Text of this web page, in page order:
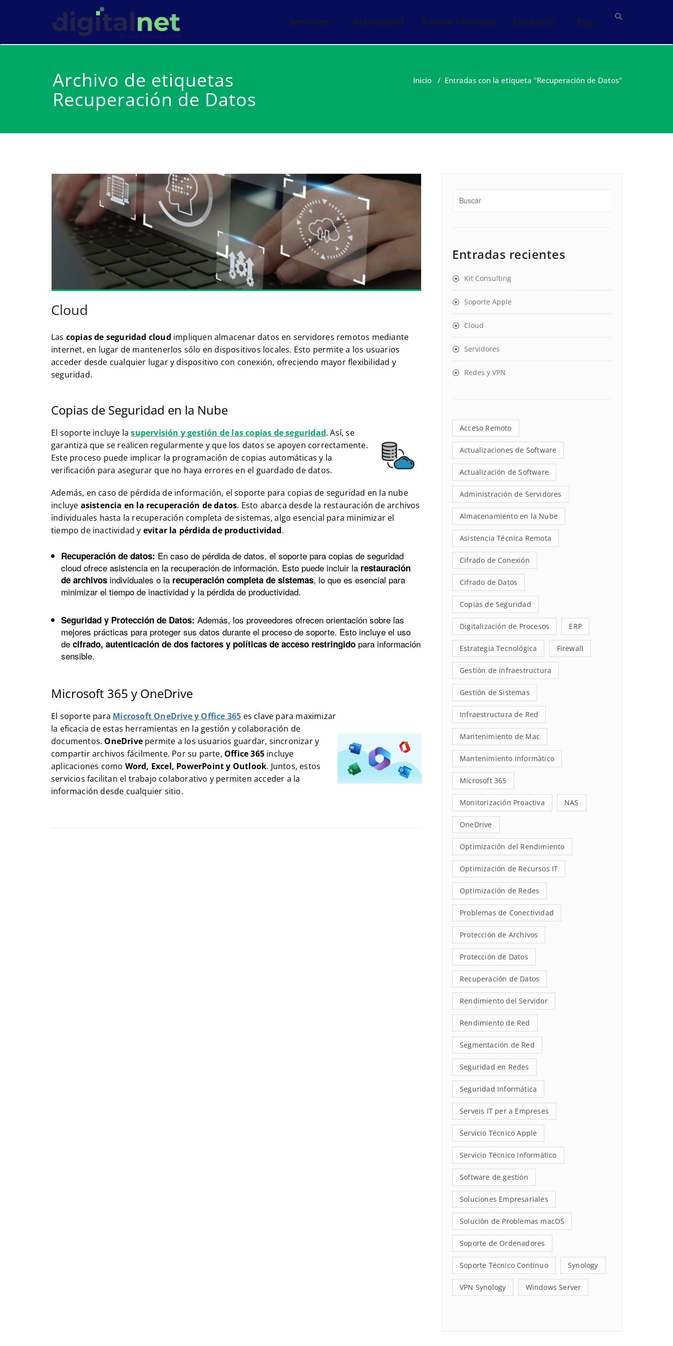
Serveis i manteniments informàtics Mataró
Servicios Actualidad Avisos Técnicos Contacto Esp
Archivo de etiquetas
Recuperación de Datos
Inicio / Entradas con la etiqueta "Recuperación de Datos"
Cloud
Las copias de seguridad cloud impliquen almacenar datos en servidores remotos mediante
internet, en lugar de mantenerlos sólo en dispositivos locales. Esto permite a los usuarios
acceder desde cualquier lugar y dispositivo con conexión, ofreciendo mayor flexibilidad y
seguridad.
Copias de Seguridad en la Nube
El soporte incluye lasupervisión y gestión de las copias de seguridad. Así, se
garantiza que se realicen regularmente y que los datos se apoyen correctamente.
Este proceso puede implicar la programación de copias automáticas y la
verificación para asegurar que no haya errores en el guardado de datos.
Además, en caso de pérdida de información, el soporte para copias de seguridad en la nube
incluye asistencia en la recuperación de datos. Esto abarca desde la restauración de archivos
individuales hasta la recuperación completa de sistemas, algo esencial para minimizar el
tiempo de inactividad y evitar la pérdida de productividad.
Recuperación de datos: En caso de pérdida de datos, el soporte para copias de seguridad
cloud ofrece asistencia en la recuperación de información. Esto puede incluir la restauración
de archivos individuales o la recuperación completa de sistemas, lo que es esencial para
minimizar el tiempo de inactividad y la pérdida de productividad.
Seguridad y Protección de Datos: Además, los proveedores ofrecen orientación sobre las
mejores prácticas para proteger sus datos durante el proceso de soporte. Esto incluye el uso
de cifrado, autenticación de dos factores y políticas de acceso restringido para información
sensible.
Microsoft 365 y OneDrive
El soporte para Microsoft OneDrive y Office 365 es clave para maximizar
la eficacia de estas herramientas en la gestión y colaboración de
documentos. OneDrive permite a los usuarios guardar, sincronizar y
compartir archivos fácilmente. Por su parte, Office 365 incluye
aplicaciones como Word, Excel, PowerPoint y Outlook. Juntos, estos
servicios facilitan el trabajo colaborativo y permiten acceder a la
información desde cualquier sitio.
Entradas recientes
Kit Consulting
Soporte Apple
Cloud
Servidores
Redes y VPN
Acceso Remoto
Actualizaciones de Software
Actualización de Software
Administración de Servidores
Almacenamiento en la Nube
Asistencia Técnica Remota
Cifrado de Conexión
Cifrado de Datos
Copias de Seguridad
Digitalización de Procesos ERP
Estrategia Tecnológica Firewall
Gestión de Infraestructura
Gestión de Sistemas
Infraestructura de Red
Mantenimiento de Mac
Mantenimiento Informàtico
Microsoft 365
Monitorización Proactiva NAS
OneDrive
Optimización del Rendimiento
Optimización de Recursos IT
Optimización de Redes
Problemas de Conectividad
Protección de Archivos
Protección de Datos
Recuperación de Datos
Rendimiento del Servidor
Rendimiento de Red
Segmentación de Red
Seguridad en Redes
Seguridad Informática
Serveis IT per a Empreses
Servicio Técnico Apple
Servicio Técnico Informático
Software de gestión
Soluciones Empresariales
Solución de Problemas macOS
Soporte de Ordenadores
Soporte Técnico Continuo Synology
VPN Synology Windows Server